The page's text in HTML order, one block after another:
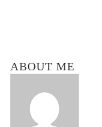
ABOUT ME